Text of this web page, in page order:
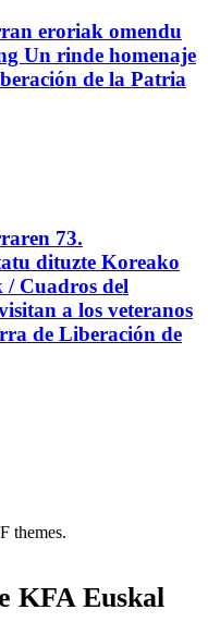
eroriak omendu
Un rinde homenaje
de la Patria
73.
dituzte Koreako
Cuadros del
a los veteranos
de Liberación de
themes.
KFA Euskal